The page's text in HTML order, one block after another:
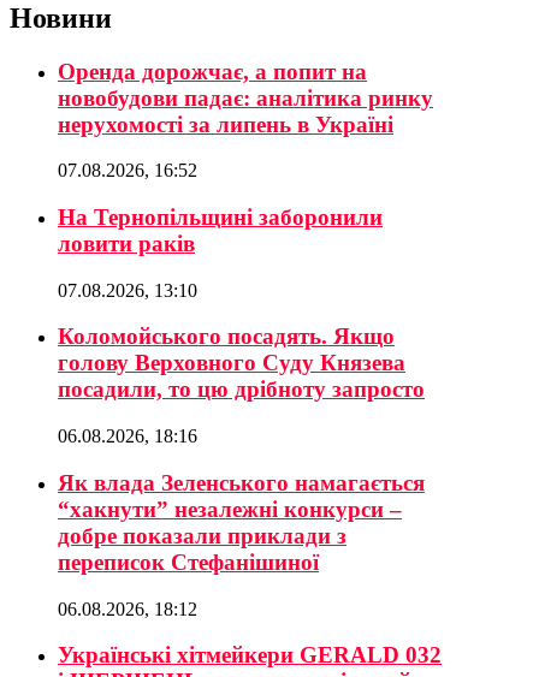
Новини
Оренда дорожчає, а попит на
новобудови падає: аналітика ринку
нерухомості за липень в Україні
07.08.2026, 16:52
На Тернопільщині заборонили
ловити раків
07.08.2026, 13:10
Коломойського посадять. Якщо
голову Верховного Суду Князева
посадили, то цю дрібноту запросто
06.08.2026, 18:16
Як влада Зеленського намагається
“хакнути” незалежні конкурси –
добре показали приклади з
переписок Стефанішиної
06.08.2026, 18:12
Українські хітмейкери GERALD 032